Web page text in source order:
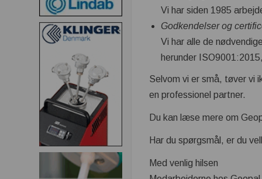
Vi har siden 1985
Godkendelser og
Vi har alle de
herunder
Selvom vi er små, tøver vi
en professionel partner.
Du kan læse mere om
Har du spørgsmål, er du
Med venlig hilsen